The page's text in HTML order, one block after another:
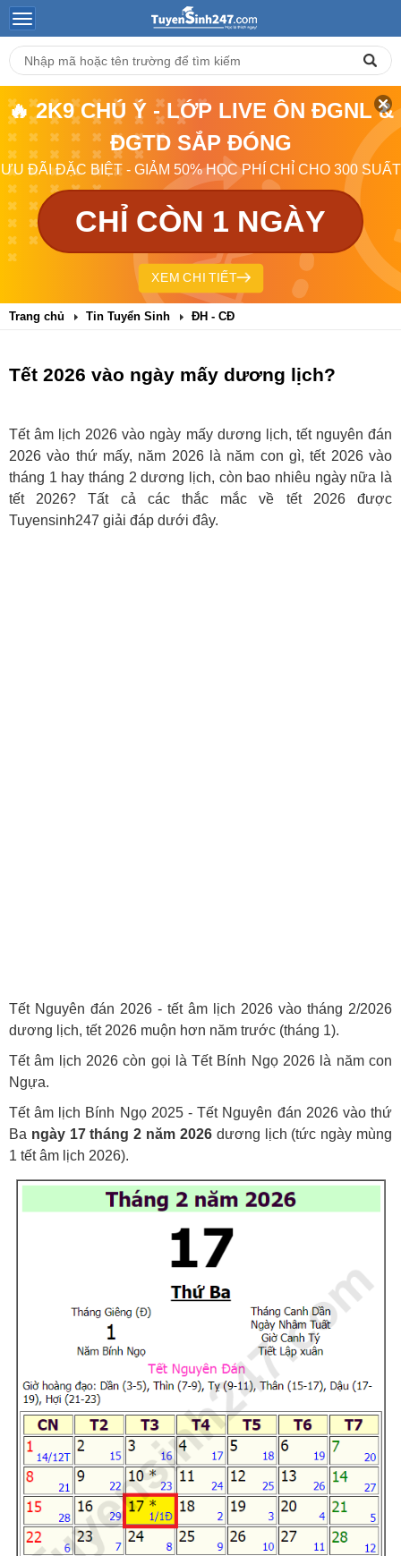
🔥 2K9 CHÚ Ý - LỚP LIVE ÔN ĐGNL &
ĐGTD SẮP ĐÓNG
ƯU ĐÃI ĐẶC BIỆT - GIẢM 50% HỌC PHÍ CHỈ CHO 300 SUẤT
CHỈ CÒN 1 NGÀY
XEM CHI TIẾT
Trang chủ Tin Tuyển Sinh ĐH - CĐ
Tết 2026 vào ngày mấy dương lịch?
Tết âm lịch 2026 vào ngày mấy dương lịch, tết nguyên đán
2026 vào thứ mấy, năm 2026 là năm con gì, tết 2026 vào
tháng 1 hay tháng 2 dương lịch, còn bao nhiêu ngày nữa là
tết 2026? Tất cả các thắc mắc về tết 2026 được
Tuyensinh247 giải đáp dưới đây.
Tết Nguyên đán 2026 - tết âm lịch 2026 vào tháng 2/2026
dương lịch, tết 2026 muộn hơn năm trước (tháng 1).
Tết âm lịch 2026 còn gọi là Tết Bính Ngọ 2026 là năm con
Ngựa.
Tết âm lịch Bính Ngọ 2025 - Tết Nguyên đán 2026 vào thứ
Ba ngày 17 tháng 2 năm 2026dương lịch (tức ngày mùng
1 tết âm lịch 2026).